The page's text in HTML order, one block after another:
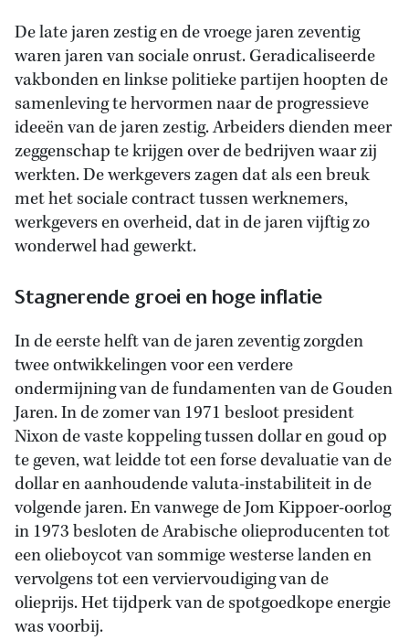
De late jaren zestig en de vroege jaren zeventig
waren jaren van sociale onrust. Geradicaliseerde
vakbonden en linkse politieke partijen hoopten de
samenleving te hervormen naar de progressieve
ideeën van de jaren zestig. Arbeiders dienden meer
zeggenschap te krijgen over de bedrijven waar zij
werkten. De werkgevers zagen dat als een breuk
met het sociale contract tussen werknemers,
werkgevers en overheid, dat in de jaren vijftig zo
wonderwel had gewerkt.
Stagnerende groei en hoge inflatie
In de eerste helft van de jaren zeventig zorgden
twee ontwikkelingen voor een verdere
ondermijning van de fundamenten van de Gouden
Jaren. In de zomer van 1971 besloot president
Nixon de vaste koppeling tussen dollar en goud op
te geven, wat leidde tot een forse devaluatie van de
dollar en aanhoudende valuta-instabiliteit in de
volgende jaren. En vanwege de Jom Kippoer-oorlog
in 1973 besloten de Arabische olieproducenten tot
een olieboycot van sommige westerse landen en
vervolgens tot een verviervoudiging van de
olieprijs. Het tijdperk van de spotgoedkope energie
was voorbij.